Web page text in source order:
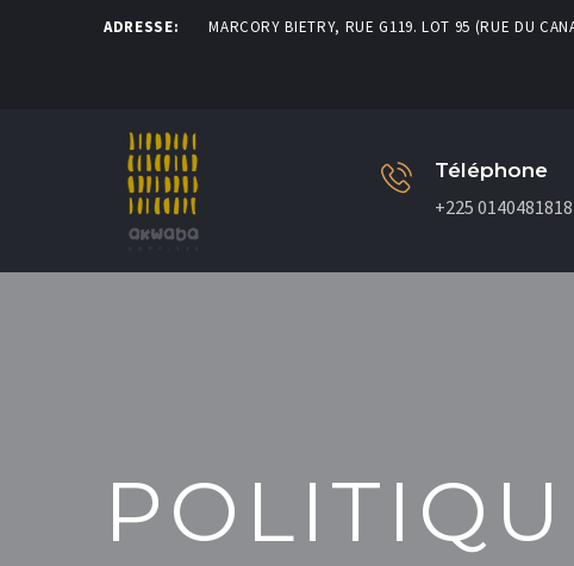
ADRESSE: MARCORY BIETRY, RUE G119. LOT 95 (RUE DU
Téléphone
+225 0140481818